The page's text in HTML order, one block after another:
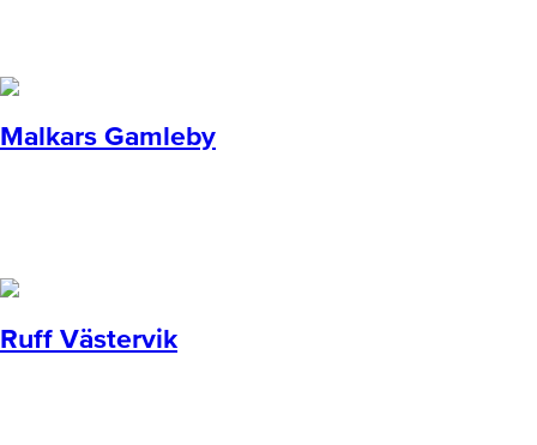
Malkars Gamleby
Ruff Västervik